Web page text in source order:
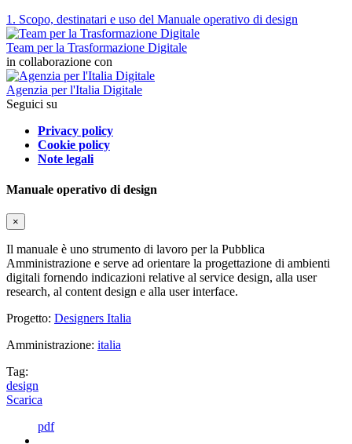
1. Scopo, destinatari e uso del Manuale operativo di design
Team per la Trasformazione Digitale
in collaborazione con
Agenzia per l'Italia Digitale
Seguici su
Privacy policy
Cookie policy
Note legali
Manuale operativo di design
×
Il manuale è uno strumento di lavoro per la Pubblica
Amministrazione e serve ad orientare la progettazione di ambienti
digitali fornendo indicazioni relative al service design, alla user
research, al content design e alla user interface.
Progetto: Designers Italia
Amministrazione: italia
Tag:
design
Scarica
pdf